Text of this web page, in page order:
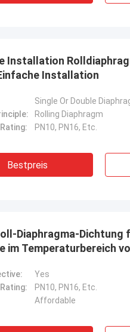
Installation
Installation
Single Or Double
Rolling Diaphragm
PN10, PN16, Etc.
Bestpreis
Diaphragma-
im Temperaturbereich
Yes
PN10, PN16, Etc.
Affordable